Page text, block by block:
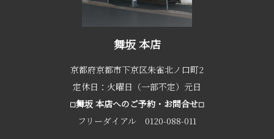
舞坂 本店
京都府京都市下京区朱雀北ノ口町2
定休日：火曜日（一部不定）元日
□舞坂 本店へのご予約・お問合せ□
フリーダイアル 0120-088-011